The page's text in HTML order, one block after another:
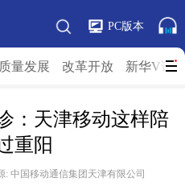
PC版本
量发展 改革开放 新华V访
：天津移动这样陪
重阳
: 中国移动通信集团天津有限公司